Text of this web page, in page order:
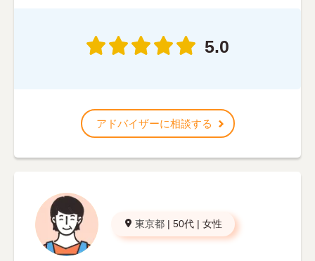
5.0
アドバイザーに相談する
東京都 | 50代 | 女性